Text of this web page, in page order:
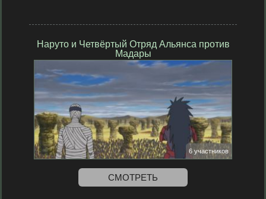
Наруто и Четвёртый Отряд Альянса против
Мадары
6 участников
СМОТРЕТЬ